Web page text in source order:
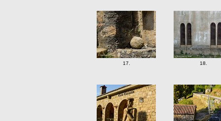
17. 18.